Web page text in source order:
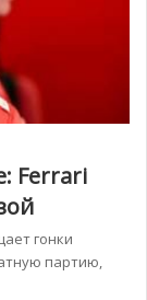
Ferrari
гонки
партию,